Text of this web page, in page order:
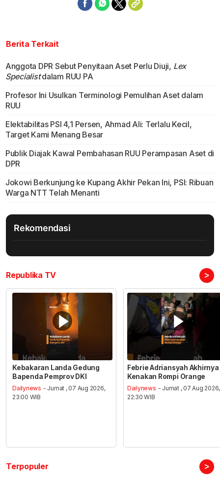
Berita Terkait
Anggota DPR Sebut Penyitaan Aset Perlu Diuji, Lex
Specialistdalam RUU PA
Profesor Ini Usulkan Terminologi Pemulihan Aset dalam
RUU
Elektabilitas PSI 4,1 Persen, Ahmad Ali: Terlalu Kecil,
Target Kami Menang Besar
Publik Diajak Kawal Pembahasan RUU Perampasan Aset di
DPR
Jokowi Berkunjung ke Kupang Akhir Pekan Ini, PSI: Ribuan
Warga NTT Telah Menanti
Rekomendasi
Republika TV >
Kebakaran Landa Gedung
Bapenda Pemprov DKI
Dailynews - Jumat , 07 Aug 2026,
23:00 WIB
Febrie Adriansyah Akhirnya
Kenakan Rompi Orange
Dailynews - Jumat , 07 Aug 2026,
22:30 WIB
Terpopuler >